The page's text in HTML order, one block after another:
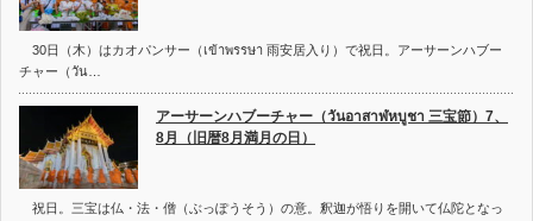
30日（木）はカオパンサー（เข้าพรรษา 雨安居入り）で祝日。アーサーンハブー
チャー（วัน…
アーサーンハブーチャー（วันอาสาฬหบูชา 三宝節）7、
8月（旧暦8月満月の日）
祝日。三宝は仏・法・僧（ぶっぽうそう）の意。釈迦が悟りを開いて仏陀となっ